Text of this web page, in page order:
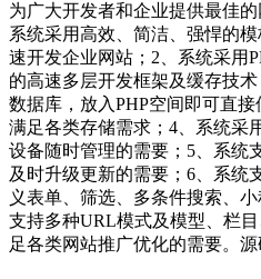
为广大开发者和企业提供最佳的
系统采用高效、简洁、强悍的
速开发企业网站；2、系统采用
的高速多层开发框架及缓存技
数据库，放入PHP空间即可直接
满足各类存储需求；4、系统采
设备随时管理的需要；5、系统
及时升级更新的需要；6、系统
义表单、筛选、多条件搜索、
支持多种URL模式及模型、栏
足各类网站推广优化的需要。